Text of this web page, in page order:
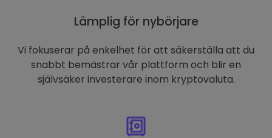
Lämplig för nybörjare
Vi fokuserar på enkelhet för att säkerställa att du
snabbt bemästrar vår plattform och blir en
självsäker investerare inom kryptovaluta.